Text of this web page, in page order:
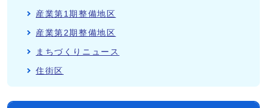
産業第1期整備地区
産業第2期整備地区
まちづくりニュース
住街区